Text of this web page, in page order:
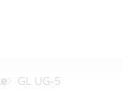
GL UG-5